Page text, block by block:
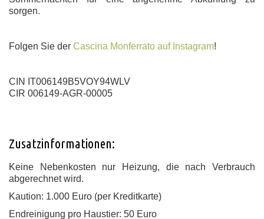
sorgen.
Folgen Sie der Cascina Monferrato auf Instagram!
CIN IT006149B5VOY94WLV
CIR 006149-AGR-00005
Zusatzinformationen:
Keine Nebenkosten nur Heizung, die nach Verbrauch
abgerechnet wird.
Kaution: 1.000 Euro (per Kreditkarte)
Endreinigung pro Haustier: 50 Euro